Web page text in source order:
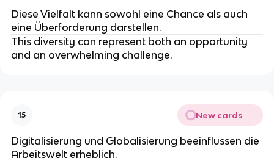
Diese Vielfalt kann sowohl eine Chance als auch
eine Überforderung darstellen.
This diversity can represent both an opportunity
and an overwhelming challenge.
15 New cards
Digitalisierung und Globalisierung beeinflussen die
Arbeitswelt erheblich.